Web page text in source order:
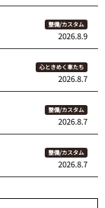
整備/カスタム
2026.8.9
心ときめく車たち
2026.8.7
整備/カスタム
2026.8.7
整備/カスタム
2026.8.7